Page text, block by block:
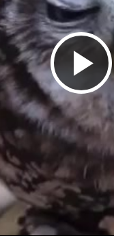
ř
e